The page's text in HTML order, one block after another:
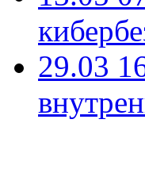
29.03